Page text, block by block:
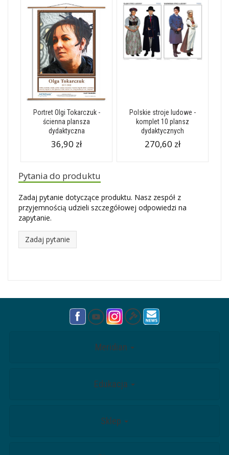
Portret Olgi Tokarczuk -
ścienna plansza
dydaktyczna
36,90 zł
Polskie stroje ludowe -
komplet 10 plansz
dydaktycznych
270,60 zł
Pytania do produktu
Zadaj pytanie dotyczące produktu. Nasz zespół z
przyjemnością udzieli szczegółowej odpowiedzi na
zapytanie.
Zadaj pytanie
Meridian
Edukacja
Sklep